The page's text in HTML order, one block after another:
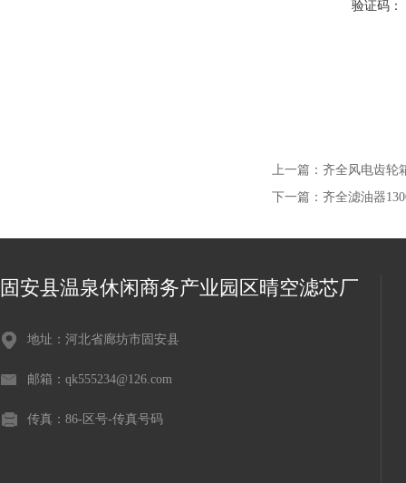
验证码：
上一篇： 齐全风电齿轮
下一篇： 齐全滤油器
固安县温泉休闲商务产业园区晴空滤芯厂
地址：河北省廊坊市固安县
邮箱：qk555234@126.com
传真：86-区号-传真号码